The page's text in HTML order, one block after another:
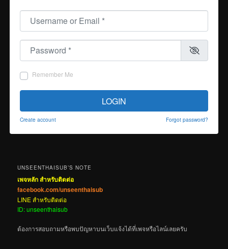
Username or Email
Password
Remember Me
LOGIN
Create account Forgot password?
UNSEENTHAISUB’S NOTE
เพจหลัก สำหรับติดต่อ
facebook.com/unseenthaisub
LINE สำหรับติดต่อ
ID: unseenthaisub
ต้องการสอบถามหรือพบปัญหาบนเว็บแจ้งได้ที่เพจหรือไลน์เลยครับ